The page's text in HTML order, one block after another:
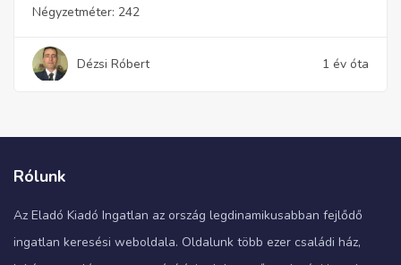
Négyzetméter: 242
Dézsi Róbert 1 év óta
Rólunk
Az Eladó Kiadó Ingatlan az ország legdinamikusabban fejlődő
ingatlan keresési weboldala. Oldalunk több ezer családi ház,